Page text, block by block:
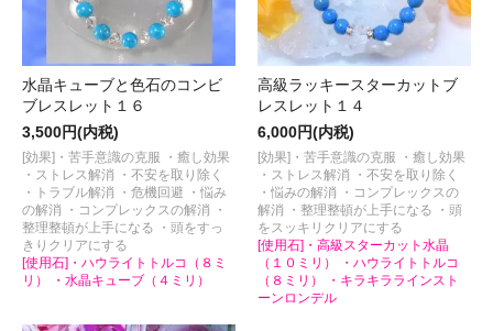
水晶キューブと色石のコンビ
ブレスレット１６
3,500円(内税)
[効果]・苦手意識の克服 ・癒し効果
・ストレス解消 ・不安を取り除く
・トラブル解消 ・危機回避 ・悩み
の解消 ・コンプレックスの解消 ・
整理整頓が上手になる ・頭をすっ
きりクリアにする
[使用石]・ハウライトトルコ（８ミ
リ） ・水晶キューブ（４ミリ）
高級ラッキースターカットブ
レスレット１４
6,000円(内税)
[効果]・苦手意識の克服 ・癒し効果
・ストレス解消 ・不安を取り除く
・悩みの解消 ・コンプレックスの
解消 ・整理整頓が上手になる ・頭
をスッキリクリアにする
[使用石]・高級スターカット水晶
（１０ミリ） ・ハウライトトルコ
（８ミリ） ・キラキララインスト
ーンロンデル